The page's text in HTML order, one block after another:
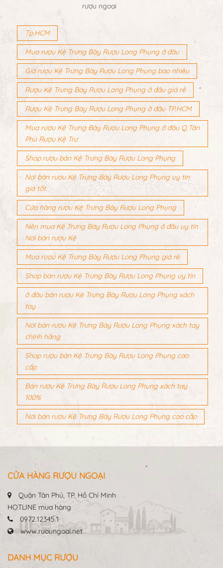
rượu ngoại
Tp.HCM
Mua rượu Kệ Trưng Bày Rượu Long Phụng ở đâu
Giá rượu Kệ Trưng Bày Rượu Long Phụng bao nhiêu
Rượu Kệ Trưng Bày Rượu Long Phụng ở đâu giá rẻ
Rượu Kệ Trưng Bày Rượu Long Phụng ở đâu TP.HCM
Mua rượu Kệ Trưng Bày Rượu Long Phụng ở đâu Q.Tân
Phú Rượu Kệ Trư
Shop rượu bán Kệ Trưng Bày Rượu Long Phụng
Nơi bán rượu Kệ Trưng Bày Rượu Long Phụng uy tín
giá tốt
Cửa hàng rượu Kệ Trưng Bày Rượu Long Phụng
Nên mua Kệ Trưng Bày Rượu Long Phụng ở đâu uy tín
Nơi bán rượu Kệ
Mua rượu Kệ Trưng Bày Rượu Long Phụng giá rẻ
Shop bán rượu Kệ Trưng Bày Rượu Long Phụng uy tín
ở đâu bán rượu Kệ Trưng Bày Rượu Long Phụng xách
tay
Nơi bán rượu Kệ Trưng Bày Rượu Long Phụng xách tay
chính hãng
Shop rượu bán Kệ Trưng Bày Rượu Long Phụng cao
cấp
Bán rượu Kệ Trưng Bày Rượu Long Phụng xách tay
100%
Nơi bán rượu Kệ Trưng Bày Rượu Long Phụng cao cấp
CỬA HÀNG RƯỢU NGOẠI
Quận Tân Phú, TP. Hồ Chí Minh
HOTLINE mua hàng
0972.12345.1
www.ruoungoai.net
DANH MỤC RƯỢU